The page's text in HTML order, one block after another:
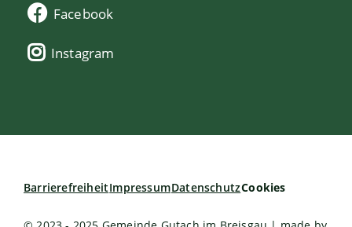
Facebook
Instagram
BarrierefreiheitImpressumDatenschutzCookies